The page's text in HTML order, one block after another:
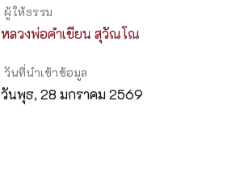
ผู้ให้ธรรม
หลวงพ่อคำเขียน สุวัณโณ
วันที่นำเข้าข้อมูล
วันพุธ, 28 มกราคม 2569